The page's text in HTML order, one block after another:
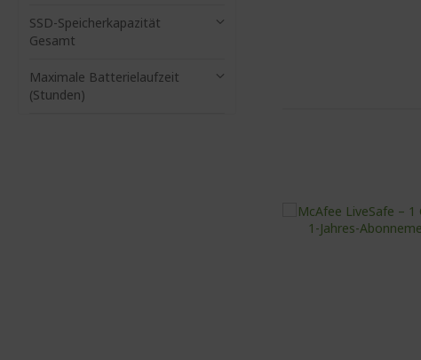
SSD-Speicherkapazität
Gesamt
Maximale Batterielaufzeit
(Stunden)